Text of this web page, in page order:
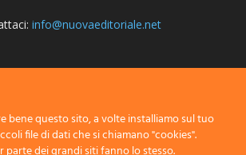
info@nuovaeditoriale.net
bene questo sito, a volte installiamo sul tuo
file di dati che si chiamano "cookies".